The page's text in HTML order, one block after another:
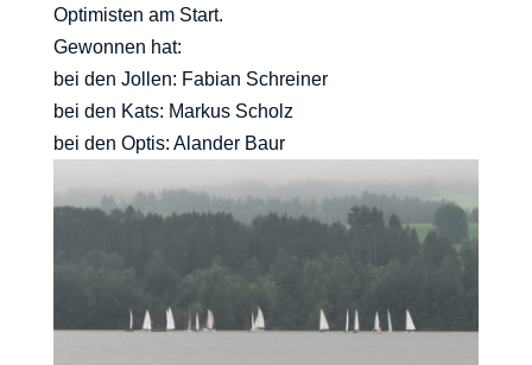
Optimisten am Start.
Gewonnen hat:
bei den Jollen: Fabian Schreiner
bei den Kats: Markus Scholz
bei den Optis: Alander Baur